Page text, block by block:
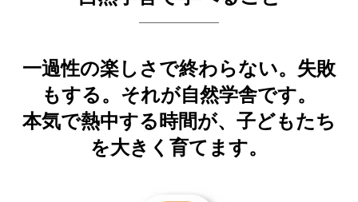
一過性の楽しさで終わらない。失敗
もする。それが自然学舎です。
本気で熱中する時間が、子どもたち
を大きく育てます。